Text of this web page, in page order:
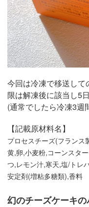
今回は冷凍で移送し
限は解凍後に該当し5
(通常でしたら冷凍3週
【記載原材料名】
プロセスチーズ(フランス
黄,卵,小麦粉,コーンスタ
つ,レモン汁,寒天,塩/トレ
安定剤(増粘多糖類),香料
幻のチーズケーキ